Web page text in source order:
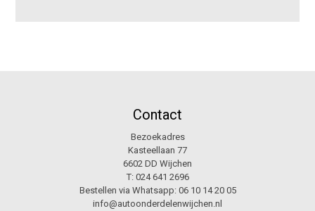
Contact
Bezoekadres
Kasteellaan 77
6602 DD Wijchen
T: 024 641 2696
Bestellen via Whatsapp: 06 10 14 20 05
info@autoonderdelenwijchen.nl